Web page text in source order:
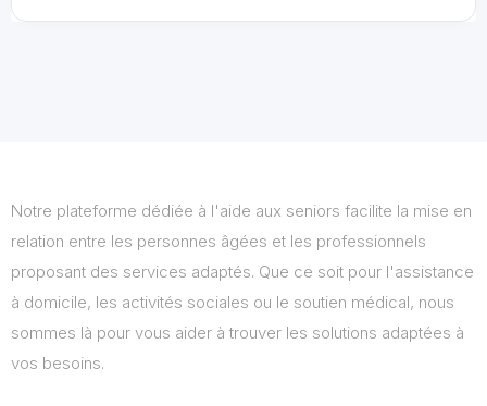
Notre plateforme dédiée à l'aide aux seniors facilite la mise en
relation entre les personnes âgées et les professionnels
proposant des services adaptés. Que ce soit pour l'assistance
à domicile, les activités sociales ou le soutien médical, nous
sommes là pour vous aider à trouver les solutions adaptées à
vos besoins.